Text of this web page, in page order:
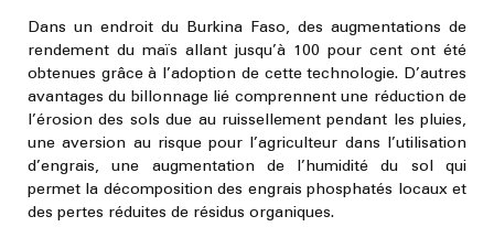
Dans un endroit du Burkina Faso, des augmentations de
rendement du maïs allant jusqu’à 100 pour cent ont été
obtenues grâce à l’adoption de cette technologie. D’autres
avantages du billonnage lié comprennent une réduction de
l’érosion des sols due au ruissellement pendant les pluies,
une aversion au risque pour l’agriculteur dans l’utilisation
d’engrais, une augmentation de l’humidité du sol qui
permet la décomposition des engrais phosphatés locaux et
des pertes réduites de résidus organiques.